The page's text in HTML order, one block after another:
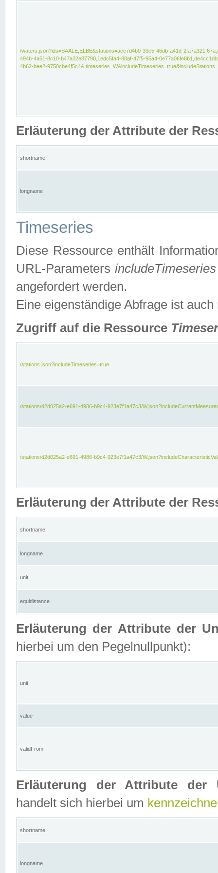
/waters.json?ids=SAALE,ELBE&stations=ace7d4b0-33e5-46db-a41d-
494b-4a51-8c10-b47a32e87790,1edc5fa4-88af-47f5-95a4-
4b62-bee2-9750cbe4f5c4&
Erläuterung der Attribute der
shortname
longname
Timeseries
Diese Ressource enthält
URL-ParametersincludeTimeseries
angefordert werden.
Eine eigenständige Abfrage ist auch
Zugriff auf die Ressource
/stations.json?includeTimeseries=true
/stations/d2d025a2-e691-4986-b9c4-923e7f1a47c3/
/stations/d2d025a2-e691-4986-b9c4-923e7f1a47c3/
Erläuterung der Attribute der
shortname
longname
unit
equidistance
Erläuterung der Attribute der
hierbei um den Pegelnullpunkt):
unit
value
validFrom
Erläuterung der Attribute der
handelt sich hierbei um
shortname
longname